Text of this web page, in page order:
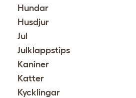
Hundar
Husdjur
Jul
Julklappstips
Kaniner
Katter
Kycklingar